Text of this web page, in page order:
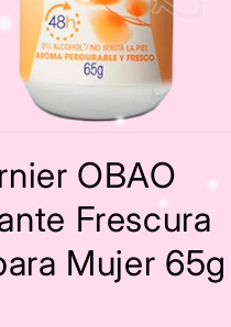
OBAO
Frescura
Mujer 65g